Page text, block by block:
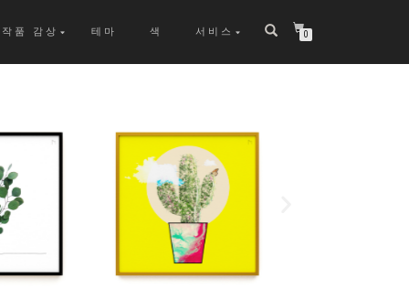
작품 감상 테마 색 서비스 0